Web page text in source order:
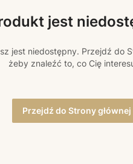
jest
jest niedostępny. Przejdź do
żeby znaleźć to, co Cię
Przejdź do Strony głównej